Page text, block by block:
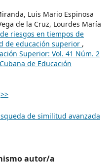
Luis Mario Espinosa
de la Cruz, Lourdes María
riesgos en tiempos de
de educación superior ,
Superior: Vol. 41 Núm. 2
de Educación
>>
de similitud avanzada
autor/a